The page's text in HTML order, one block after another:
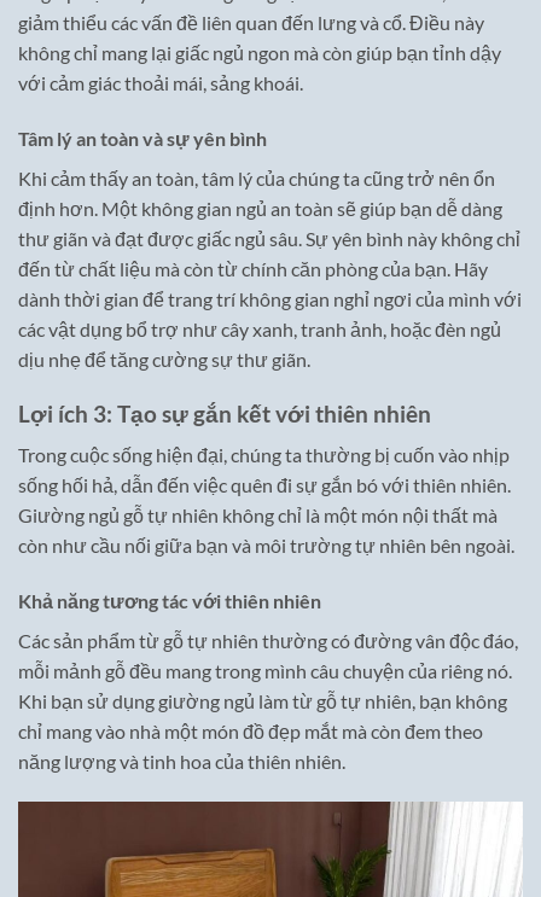
giảm thiểu các vấn đề liên quan đến lưng và cổ. Điều này
không chỉ mang lại giấc ngủ ngon mà còn giúp bạn tỉnh dậy
với cảm giác thoải mái, sảng khoái.
Tâm lý an toàn và sự yên bình
Khi cảm thấy an toàn, tâm lý của chúng ta cũng trở nên ổn
định hơn. Một không gian ngủ an toàn sẽ giúp bạn dễ dàng
thư giãn và đạt được giấc ngủ sâu. Sự yên bình này không chỉ
đến từ chất liệu mà còn từ chính căn phòng của bạn. Hãy
dành thời gian để trang trí không gian nghỉ ngơi của mình với
các vật dụng bổ trợ như cây xanh, tranh ảnh, hoặc đèn ngủ
dịu nhẹ để tăng cường sự thư giãn.
Lợi ích 3: Tạo sự gắn kết với thiên nhiên
Trong cuộc sống hiện đại, chúng ta thường bị cuốn vào nhịp
sống hối hả, dẫn đến việc quên đi sự gắn bó với thiên nhiên.
Giường ngủ gỗ tự nhiên không chỉ là một món nội thất mà
còn như cầu nối giữa bạn và môi trường tự nhiên bên ngoài.
Khả năng tương tác với thiên nhiên
Các sản phẩm từ gỗ tự nhiên thường có đường vân độc đáo,
mỗi mảnh gỗ đều mang trong mình câu chuyện của riêng nó.
Khi bạn sử dụng giường ngủ làm từ gỗ tự nhiên, bạn không
chỉ mang vào nhà một món đồ đẹp mắt mà còn đem theo
năng lượng và tinh hoa của thiên nhiên.